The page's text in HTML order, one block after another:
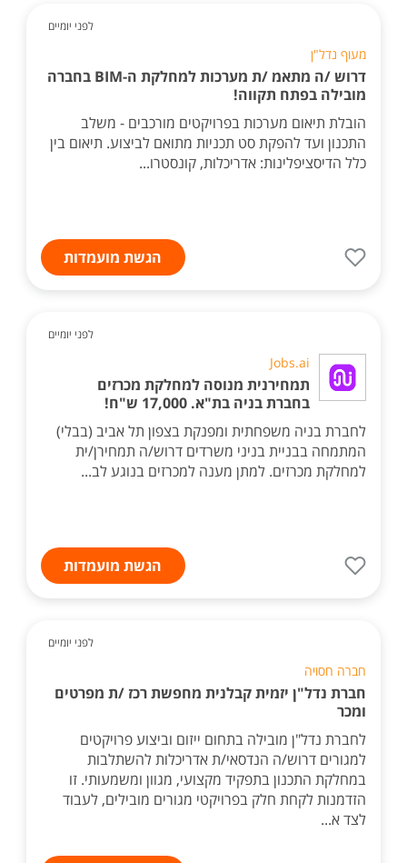
לפני יומיים
מעוף נדל"ן
דרוש /ה מתאמ /ת מערכות למחלקת ה-BIM בחברה
מובילה בפתח תקווה!
הובלת תיאום מערכות בפרויקטים מורכבים - משלב
התכנון ועד להפקת סט תכניות מתואם לביצוע. תיאום בין
כלל הדיסציפלינות: אדריכלות, קונסטרו...
הגשת מועמדות
לפני יומיים
Jobs.ai
תמחירנית מנוסה למחלקת מכרזים
בחברת בניה בת"א. 17,000 ש"ח!
לחברת בניה משפחתית ומפנקת בצפון תל אביב (בבלי)
המתמחה בבניית בניני משרדים דרוש/ה תמחירן/ית
למחלקת מכרזים. למתן מענה למכרזים בנוגע לב...
הגשת מועמדות
לפני יומיים
חברה חסויה
חברת נדל"ן יזמית קבלנית מחפשת רכז /ת מפרטים
ומכר
לחברת נדל"ן מובילה בתחום ייזום וביצוע פרויקטים
למגורים דרוש/ה הנדסאי/ת אדריכלות להשתלבות
במחלקת התכנון בתפקיד מקצועי, מגוון ומשמעותי. זו
הזדמנות לקחת חלק בפרויקטי מגורים מובילים, לעבוד
לצד א...